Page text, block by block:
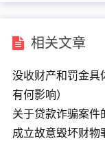
相关文章
没收财产和罚金具
有何影响）
关于贷款诈骗案件
成立故意毁坏财物